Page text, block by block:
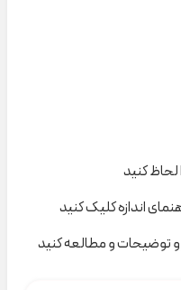
اندازه کلیک کنید
و توضیحات و مطالعه کنید